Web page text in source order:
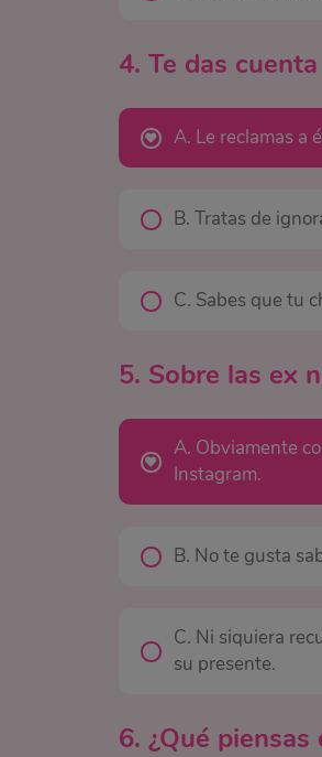
4. Te das
A. Le reclamas a
B. Tratas de
C. Sabes que tu
5. Sobre las ex
A. Obviamente
Instagram.
B. No te gusta
C. Ni siquiera
su presente.
6. ¿Qué